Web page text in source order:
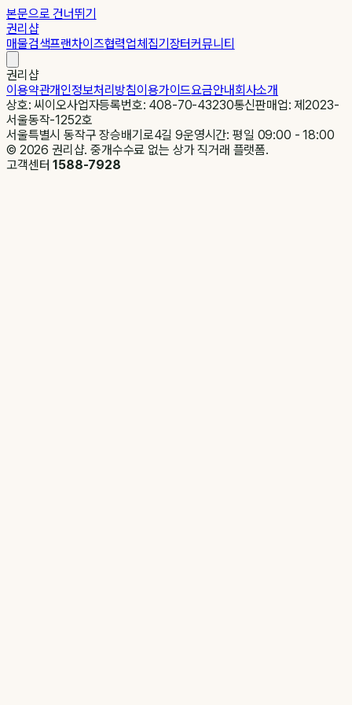
본문으로 건너뛰기
권리샵
매물검색프랜차이즈협력업체집기장터커뮤니티
권리샵
이용약관개인정보처리방침이용가이드요금안내회사소개
상호: 씨이오사업자등록번호: 408-70-43230통신판매업: 제2023-
서울동작-1252호
서울특별시 동작구 장승배기로4길 9운영시간: 평일 09:00 - 18:00
© 2026 권리샵. 중개수수료 없는 상가 직거래 플랫폼.
고객센터1588-7928